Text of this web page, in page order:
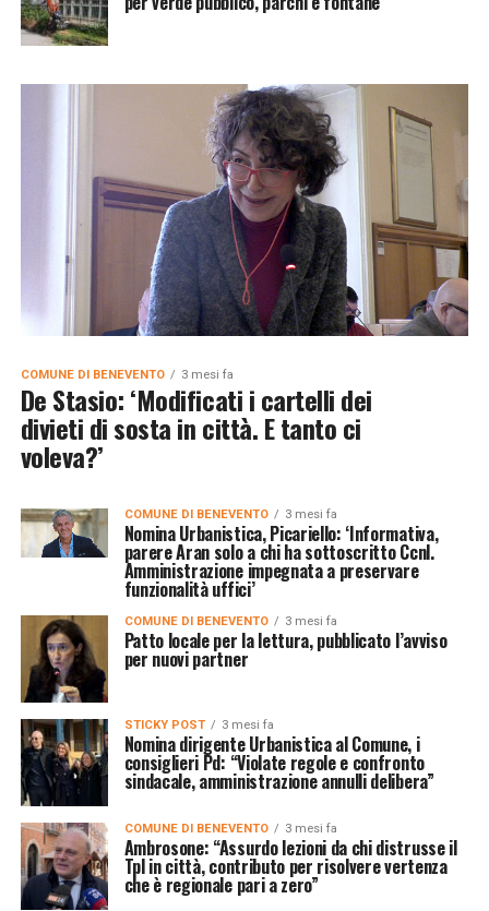
COMUNE DI BENEVENTO 3 mesi fa
De Stasio: ‘Modificati i cartelli dei
divieti di sosta in città. E tanto ci
voleva?’
COMUNE DI BENEVENTO 3 mesi fa
Nomina Urbanistica, Picariello: ‘Informativa,
parere Aran solo a chi ha sottoscritto Ccnl.
Amministrazione impegnata a preservare
funzionalità uffici’
COMUNE DI BENEVENTO 3 mesi fa
Patto locale per la lettura, pubblicato l’avviso
per nuovi partner
STICKY POST 3 mesi fa
Nomina dirigente Urbanistica al Comune, i
consiglieri Pd: “Violate regole e confronto
sindacale, amministrazione annulli delibera”
COMUNE DI BENEVENTO 3 mesi fa
Ambrosone: “Assurdo lezioni da chi distrusse il
Tpl in città, contributo per risolvere vertenza
che è regionale pari a zero”